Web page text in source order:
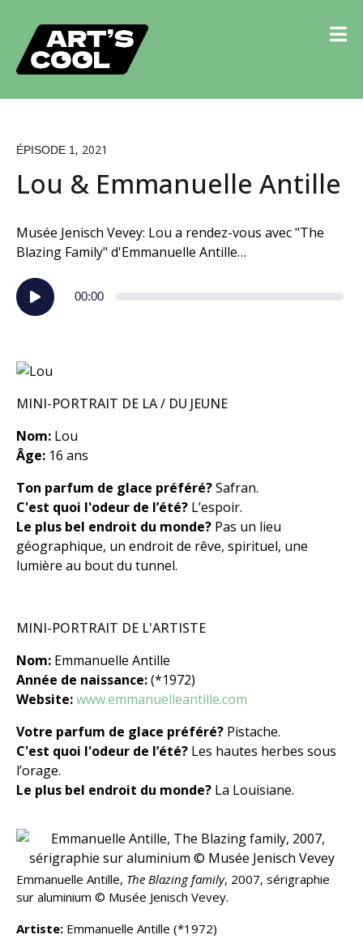
ÉPISODE 1 , 2021
Lou & Emmanuelle Antille
Musée Jenisch Vevey: Lou a rendez-vous avec "The
Blazing Family" d'Emmanuelle Antille…
Lecteur
audio
00:00
MINI-PORTRAIT DE LA / DU JEUNE
Nom: Lou
Âge: 16 ans
Ton parfum de glace préféré?Safran.
C'est quoi l'odeur de l’été? L’espoir.
Le plus bel endroit du monde? Pas un lieu
géographique, un endroit de rêve, spirituel, une
lumière au bout du tunnel.
MINI-PORTRAIT DE L'ARTISTE
Nom: Emmanuelle Antille
Année de naissance:(*1972)
Website:www.emmanuelleantille.com
Votre parfum de glace préféré? Pistache.
C'est quoi l'odeur de l’été? Les hautes herbes sous
l’orage.
Le plus bel endroit du monde? La Louisiane.
Emmanuelle Antille, The Blazing family, 2007, sérigraphie
sur aluminium © Musée Jenisch Vevey.
Artiste: Emmanuelle Antille (*1972)